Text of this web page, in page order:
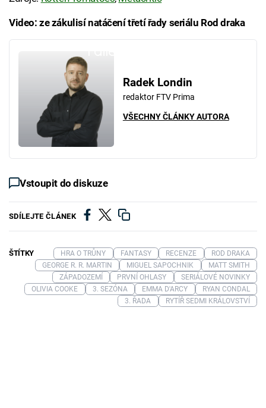
Video: ze zákulisí natáčení třetí řady seriálu Rod draka
Radek Londin
redaktor FTV Prima
VŠECHNY ČLÁNKY AUTORA
Vstoupit do diskuze
SDÍLEJTE ČLÁNEK
ŠTÍTKY HRA O TRŮNY FANTASY RECENZE
ROD DRAKA
GEORGE R. R. MARTIN
MIGUEL SAPOCHNIK
MATT SMITH
ZÁPADOZEMÍ
PRVNÍ OHLASY
SERIÁLOVÉ NOVINKY
OLIVIA COOKE
3. SEZÓNA EMMA D'ARCY
RYAN CONDAL
3. ŘADA
RYTÍŘ SEDMI KRÁLOVSTVÍ